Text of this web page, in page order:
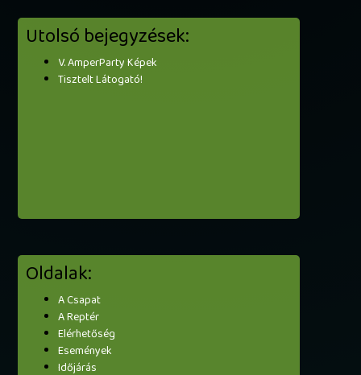
Utolsó bejegyzések:
V. AmperParty Képek
Tisztelt Látogató!
Oldalak:
A Csapat
A Reptér
Elérhetőség
Események
Időjárás